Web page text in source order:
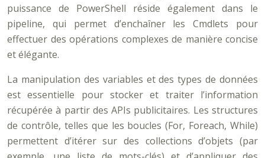
puissance de PowerShell réside également dans le
pipeline, qui permet d’enchaîner les Cmdlets pour
effectuer des opérations complexes de manière concise
et élégante.
La manipulation des variables et des types de données
est essentielle pour stocker et traiter l’information
récupérée à partir des APIs publicitaires. Les structures
de contrôle, telles que les boucles (For, Foreach, While)
permettent d’itérer sur des collections d’objets (par